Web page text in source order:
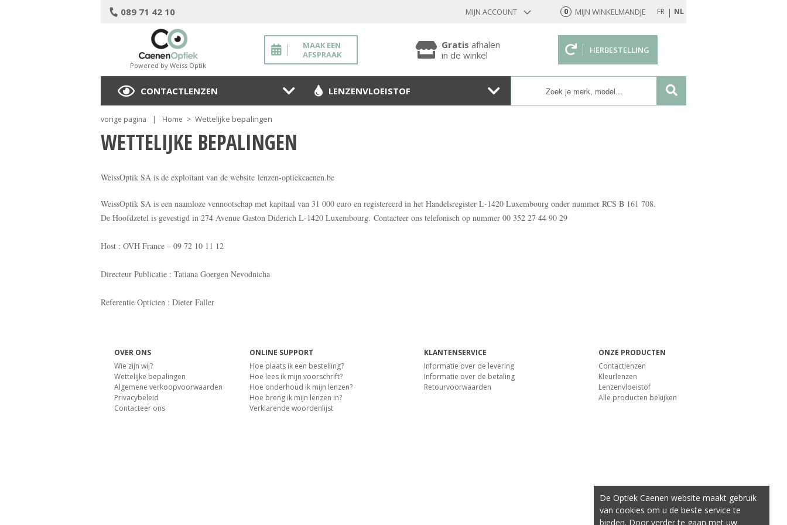
089 71 42 10 MIJN ACCOUNT
INLOGGEN BESTAANDE KLANT
wachtwoord
NIEUWE KLANT
0 MIJN WINKELMANDJE FR | NL
Powered by Weiss Optik
MAAK EEN
AFSPRAAK
Gratis afhalen
in de winkel
HERBESTELLING
CONTACTLENZEN LENZENVLOEISTOF
vorige pagina | Home > Wettelijke bepalingen
WETTELIJKE BEPALINGEN
WeissOptik SA is de exploitant van de website lenzen-optiekcaenen.be
WeissOptik SA is een naamloze vennootschap met kapitaal van 31 000 euro en registereerd in het Handelsregister L-1420 Luxembourg onder nummer RCS B 161 708.
De Hoofdzetel is gevestigd in 274 Avenue Gaston Diderich L-1420 Luxembourg. Contacteer ons telefonisch op nummer 00 352 27 44 90 29
Host : OVH France – 09 72 10 11 12
Directeur Publicatie : Tatiana Goergen Nevodnicha
Referentie Opticien : Dieter Faller
OVER ONS
Wie zijn wij?
Wettelijke bepalingen
Algemene verkoopvoorwaarden
Privacybeleid
Contacteer ons
ONLINE SUPPORT
Hoe plaats ik een bestelling?
Hoe lees ik mijn voorschrift?
Hoe onderhoud ik mijn lenzen?
Hoe breng ik mijn lenzen in?
Verklarende woordenlijst
KLANTENSERVICE
Informatie over de levering
Informatie over de betaling
Retourvoorwaarden
ONZE PRODUCTEN
Contactlenzen
Kleurlenzen
Lenzenvloeistof
Alle producten bekijken
De Optiek Caenen website maakt gebruik
van cookies om u de beste service te
bieden. Door verder te gaan met uw